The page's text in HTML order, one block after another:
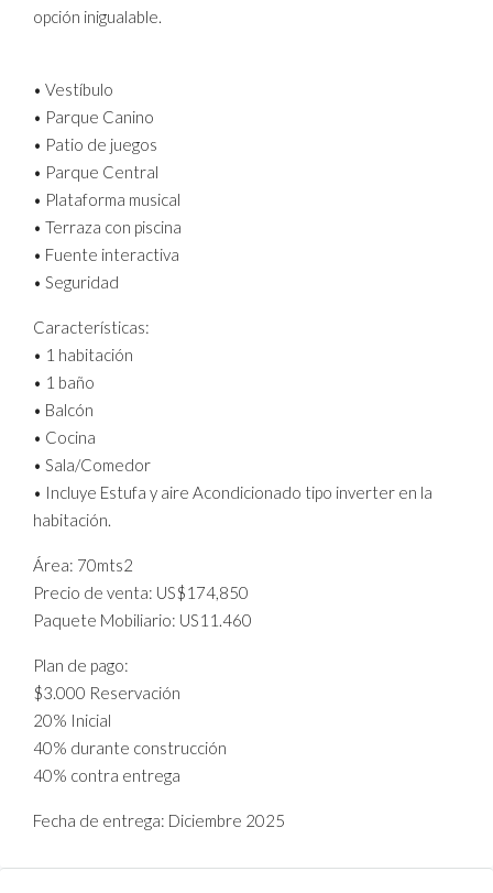
opción inigualable.
• Vestíbulo
• Parque Canino
• Patio de juegos
• Parque Central
• Plataforma musical
• Terraza con piscina
• Fuente interactiva
• Seguridad
Características:
• 1 habitación
• 1 baño
• Balcón
• Cocina
• Sala/Comedor
• Incluye Estufa y aire Acondicionado tipo inverter en la
habitación.
Área: 70mts2
Precio de venta: US$174,850
Paquete Mobiliario: US11.460
Plan de pago:
$3.000 Reservación
20% Inicial
40% durante construcción
40% contra entrega
Fecha de entrega: Diciembre 2025